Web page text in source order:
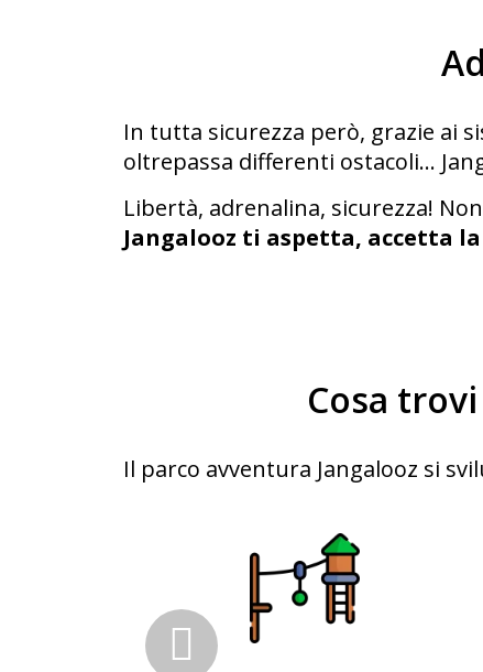
In tutta sicurezza però, grazie ai
oltrepassa differenti ostacoli…
Libertà, adrenalina, sicurezza!
Jangalooz ti aspetta, accetta
Cosa
Il parco avventura Jangalooz si